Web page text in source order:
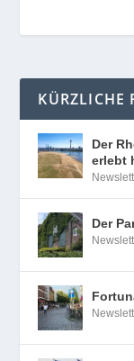
KÜRZLICHE
Der
erlebt
Der